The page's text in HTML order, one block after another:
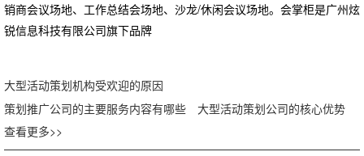
销商会议场地、工作总结会场地、沙龙/休闲会议场地。会掌柜是广州炫
锐信息科技有限公司旗下品牌
大型活动策划机构受欢迎的原因
策划推广公司的主要服务内容有哪些
大型活动策划公司的核心优势
查看更多>>